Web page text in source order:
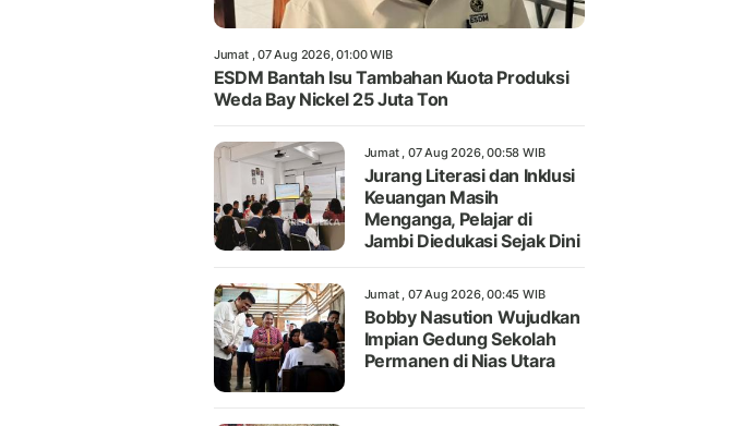
Jumat , 07 Aug 2026, 01:00 WIB
ESDM Bantah Isu Tambahan Kuota Produksi
Weda Bay Nickel 25 Juta Ton
Jumat , 07 Aug 2026, 00:58 WIB
Jurang Literasi dan Inklusi
Keuangan Masih
Menganga, Pelajar di
Jambi Diedukasi Sejak Dini
Jumat , 07 Aug 2026, 00:45 WIB
Bobby Nasution Wujudkan
Impian Gedung Sekolah
Permanen di Nias Utara